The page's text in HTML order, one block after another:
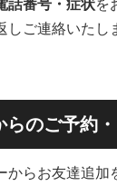
話番号・症状を
しご連絡いたし
らのご予約
からお友達追加